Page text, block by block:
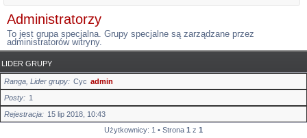
Administratorzy
To jest grupa specjalna. Grupy specjalne są zarządzane przez
administratorów witryny.
LIDER GRUPY
Ranga, Lider grupy Cyc admin
Posty
1
Rejestracja
15 lip 2018, 10:43
Użytkownicy: 1 • Strona 1 z 1